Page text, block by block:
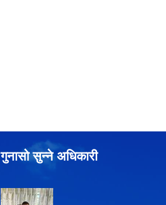
गुनासो सुन्ने अधिकारी